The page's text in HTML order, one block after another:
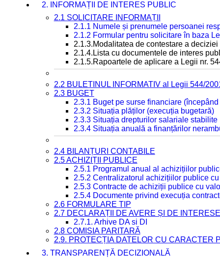
2. INFORMAȚII DE INTERES PUBLIC
2.1 SOLICITARE INFORMAȚII
2.1.1 Numele și prenumele persoanei
2.1.2 Formular pentru solicitare în baza
2.1.3.Modalitatea de contestare a
2.1.4.Lista cu documentele de interes
2.1.5.Rapoartele de aplicare a Legii nr.
2.2 BULETINUL INFORMATIV al Legii 544/
2.3 BUGET
2.3.1 Buget pe surse financiare
2.3.2 Situația plăților (execuția bugetară)
2.3.3 Situația drepturilor salariale
2.3.4 Situația anuală a finanțărilor
2.4 BILANȚURI CONTABILE
2.5 ACHIZIȚII PUBLICE
2.5.1 Programul anual al achizițiilor
2.5.2 Centralizatorul achizițiilor publice
2.5.3 Contracte de achiziții publice cu
2.5.4 Documente privind execuția
2.6 FORMULARE TIP
2.7 DECLARAȚII DE AVERE ȘI DE INTERESE
2.7.1. Arhive DA si DI
2.8 COMISIA PARITARĂ
2.9. PROTECȚIA DATELOR CU CARACTER
3. TRANSPARENȚĂ DECIZIONALĂ